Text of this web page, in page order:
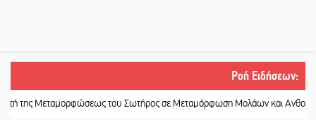
Ροή Ειδήσεων:
του Σωτήρος σε Μεταμόρφωση Μολάων και Ανθοχώρι ||